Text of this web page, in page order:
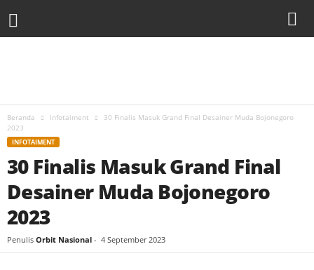
Beranda Infotaiment
30 Finalis Masuk Grand Final Desainer Muda Bojonegoro
2023
INFOTAIMENT
30 Finalis Masuk Grand Final
Desainer Muda Bojonegoro
2023
Penulis Orbit Nasional - 4 September 2023